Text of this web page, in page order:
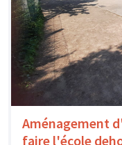
Aménagement
faire l'école